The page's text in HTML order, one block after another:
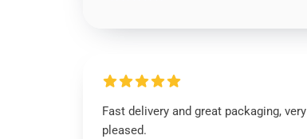
Fast delivery and great packaging, very
pleased.